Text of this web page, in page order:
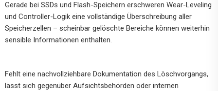
Gerade bei SSDs und Flash-Speichern erschweren Wear-Leveling
und Controller-Logik eine vollständige Überschreibung aller
Speicherzellen – scheinbar gelöschte Bereiche können weiterhin
sensible Informationen enthalten.
Fehlt eine nachvollziehbare Dokumentation des Löschvorgangs,
lässt sich gegenüber Aufsichtsbehörden oder internen